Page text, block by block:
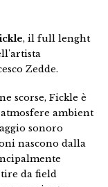
, il full lenght
Zedde.
scorse, Fickle è
ambient
sonoro
nascono dalla
da field